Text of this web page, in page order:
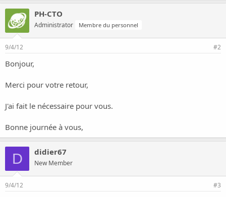
PH-CTO
Administrator Membre du personnel
9/4/12 #2
Bonjour,
Merci pour votre retour,
J'ai fait le nécessaire pour vous.
Bonne journée à vous,
D didier67
New Member
9/4/12 #3